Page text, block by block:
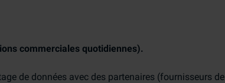
commerciales quotidiennes).
de données avec des partenaires (fournisseurs